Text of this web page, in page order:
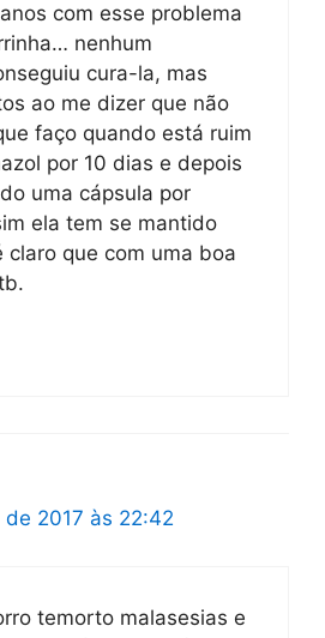
com esse problema
nenhum
cura-la, mas
ao me dizer que não
faço quando está ruim
por 10 dias e depois
uma cápsula por
ela tem se mantido
claro que com uma boa
2017 às 22:42
temorto malasesias e